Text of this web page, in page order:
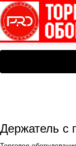
Держатель с